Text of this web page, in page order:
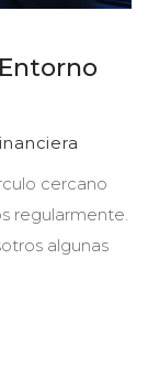
cercano
regularmente.
algunas